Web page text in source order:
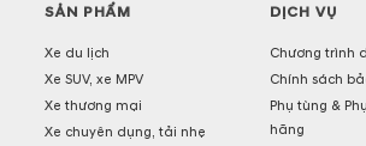
SẢN PHẨM
Xe du lịch
Xe SUV, xe MPV
Xe thương mại
Xe chuyên dụng, tải nhẹ
DỊCH VỤ
Chương trình
Chính sách
Phụ tùng &
hãng